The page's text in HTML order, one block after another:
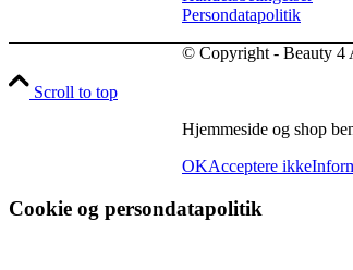
Persondatapolitik
© Copyright - Beauty 4
Scroll to top
Hjemmeside og shop
OKAcceptere ikke
Cookie og persondatapolitik